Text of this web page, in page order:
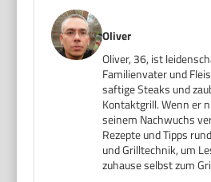
Oliver
Oliver, 36, ist
Familienvater und
saftige Steaks und
Kontaktgrill. Wenn er
seinem Nachwuchs
Rezepte und Tipps
und Grilltechnik, um
zuhause selbst zum